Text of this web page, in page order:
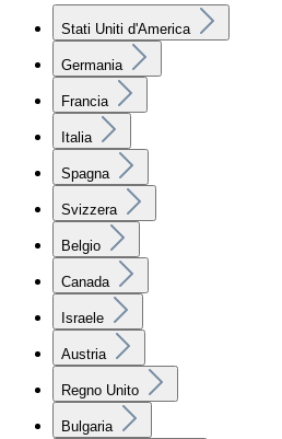
Stati Uniti d'America
Germania
Francia
Italia
Spagna
Svizzera
Belgio
Canada
Israele
Austria
Regno Unito
Bulgaria